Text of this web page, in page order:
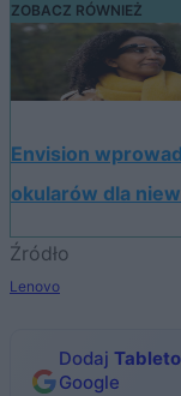
ZOBACZ RÓWNIEŻ
Envision
okularów dla
Źródło
Lenovo
Dodaj
Google